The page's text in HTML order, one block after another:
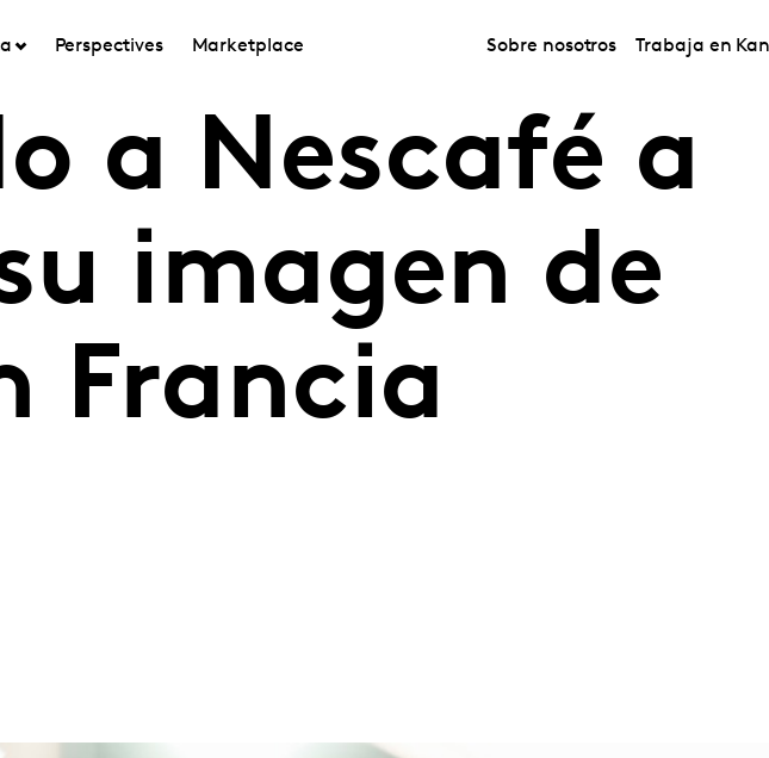
Perspectives Marketplace Sobre nosotros Trabaja en
a Nescafé a
imagen de
Francia